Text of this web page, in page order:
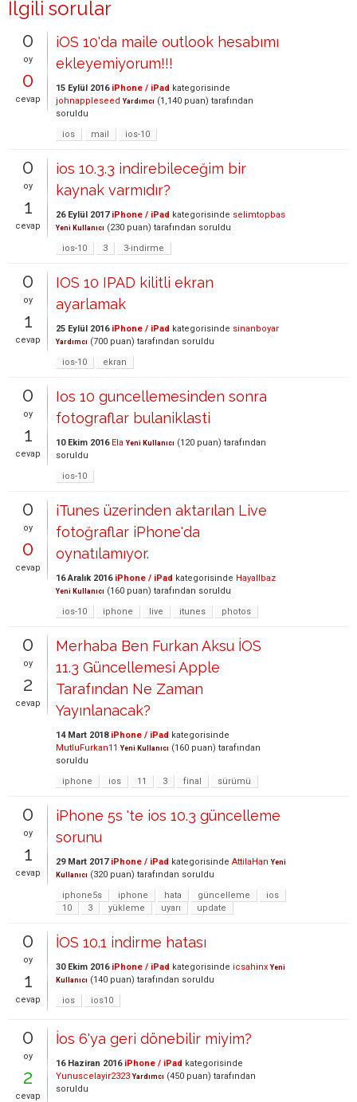
İlgili sorular
0
oy
0
cevap
iOS 10'da maile outlook hesabımı
ekleyemiyorum!!!
15 Eylül 2016 iPhone / iPad kategorisinde
johnappleseed Yardımcı (1,140 puan) tarafından
soruldu
ios
mail ios-10
0
oy
1
cevap
ios 10.3.3 indirebileceğim bir
kaynak varmıdır?
26 Eylül 2017 iPhone / iPad kategorisinde selimtopbas
Yeni Kullanıcı (230 puan) tarafından soruldu
ios-10
3 3-indirme
0
oy
1
cevap
IOS 10 IPAD kilitli ekran
ayarlamak
25 Eylül 2016 iPhone / iPad kategorisinde sinanboyar
Yardımcı (700 puan) tarafından soruldu
ios-10
ekran
0
oy
1
cevap
Ios 10 guncellemesinden sonra
fotograflar bulaniklasti
10 Ekim 2016 Ela Yeni Kullanıcı (120 puan) tarafından
soruldu
ios-10
0
oy
0
cevap
iTunes üzerinden aktarılan Live
fotoğraflar iPhone'da
oynatılamıyor.
16 Aralık 2016 iPhone / iPad kategorisinde Hayallbaz
Yeni Kullanıcı (160 puan) tarafından soruldu
ios-10
iphone live itunes photos
0
oy
2
cevap
Merhaba Ben Furkan Aksu İOS
11.3 Güncellemesi Apple
Tarafından Ne Zaman
Yayınlanacak?
14 Mart 2018 iPhone / iPad kategorisinde
MutluFurkan11 Yeni Kullanıcı (160 puan) tarafından
soruldu
iphone
ios 11 3 final sürümü
0
oy
1
cevap
iPhone 5s 'te ios 10.3 güncelleme
sorunu
29 Mart 2017 iPhone / iPad kategorisinde AttilaHan Yeni
Kullanıcı (320 puan) tarafından soruldu
iphone5s
iphone hata güncelleme
ios
10
3 yükleme uyarı update
0
oy
1
cevap
İOS 10.1 indirme hatası
30 Ekim 2016 iPhone / iPad kategorisinde icsahinx Yeni
Kullanıcı (140 puan) tarafından soruldu
ios
ios10
0
oy
2
cevap
İos 6'ya geri dönebilir miyim?
16 Haziran 2016 iPhone / iPad kategorisinde
Yunuscelayir2323 Yardımcı (450 puan) tarafından
soruldu